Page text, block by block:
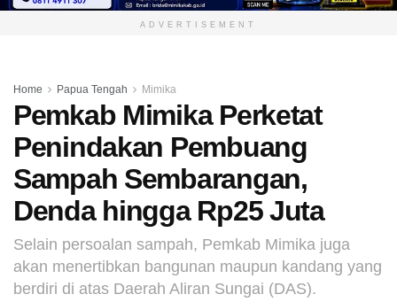
ADVERTISEMENT
Home Papua Tengah Mimika
Pemkab Mimika Perketat
Penindakan Pembuang
Sampah Sembarangan,
Denda hingga Rp25 Juta
Selain persoalan sampah, Pemkab Mimika juga
akan menertibkan bangunan maupun kandang yang
berdiri di atas Daerah Aliran Sungai (DAS).